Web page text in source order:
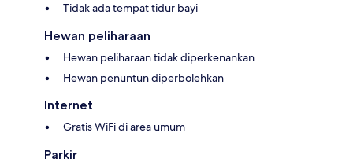
Tidak ada tempat tidur bayi
Hewan peliharaan
Hewan peliharaan tidak diperkenankan
Hewan penuntun diperbolehkan
Internet
Gratis WiFi di area umum
Parkir